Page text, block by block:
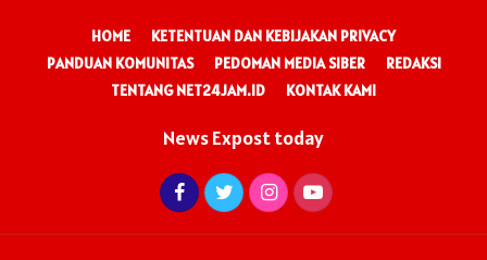
HOME
KETENTUAN DAN KEBIJAKAN PRIVACY
PANDUAN KOMUNITAS
PEDOMAN MEDIA SIBER
REDAKSI
TENTANG NET24JAM.ID
KONTAK KAMI
News Expost today